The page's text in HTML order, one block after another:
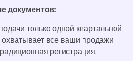
документов:
только одной квартальной
охватывает все ваши продажи
регистрация: